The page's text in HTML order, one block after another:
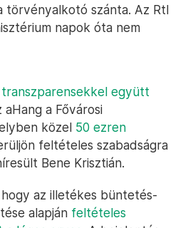
törvényalkotó szánta. Az Rtl
napok óta nem
együtt
a Fővárosi
közel 50 ezren
feltételes szabadságra
Bene Krisztián.
az illetékes büntetés-
alapján feltételes